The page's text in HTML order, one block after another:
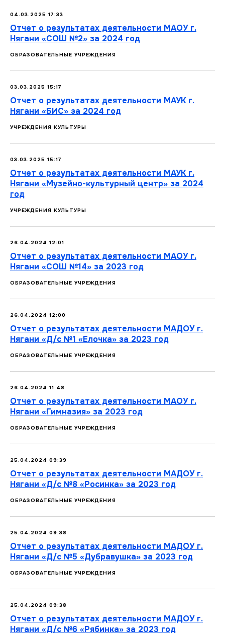
04.03.2025 17:33
Отчет о результатах деятельности МАОУ г.
Нягани «СОШ №2» за 2024 год
ОБРАЗОВАТЕЛЬНЫЕ УЧРЕЖДЕНИЯ
03.03.2025 15:17
Отчет о результатах деятельности МАУК г.
Нягани «БИС» за 2024 год
УЧРЕЖДЕНИЯ КУЛЬТУРЫ
03.03.2025 15:17
Отчет о результатах деятельности МАУК г.
Нягани «Музейно-культурный центр» за 2024
год
УЧРЕЖДЕНИЯ КУЛЬТУРЫ
26.04.2024 12:01
Отчет о результатах деятельности МАОУ г.
Нягани «CОШ №14» за 2023 год
ОБРАЗОВАТЕЛЬНЫЕ УЧРЕЖДЕНИЯ
26.04.2024 12:00
Отчет о результатах деятельности МАДОУ г.
Нягани «Д/с №1 «Елочка» за 2023 год
ОБРАЗОВАТЕЛЬНЫЕ УЧРЕЖДЕНИЯ
26.04.2024 11:48
Отчет о результатах деятельности МАОУ г.
Нягани «Гимназия» за 2023 год
ОБРАЗОВАТЕЛЬНЫЕ УЧРЕЖДЕНИЯ
25.04.2024 09:39
Отчет о результатах деятельности МАДОУ г.
Нягани «Д/с №8 «Росинка» за 2023 год
ОБРАЗОВАТЕЛЬНЫЕ УЧРЕЖДЕНИЯ
25.04.2024 09:38
Отчет о результатах деятельности МАДОУ г.
Нягани «Д/с №5 «Дубравушка» за 2023 год
ОБРАЗОВАТЕЛЬНЫЕ УЧРЕЖДЕНИЯ
25.04.2024 09:38
Отчет о результатах деятельности МАДОУ г.
Нягани «Д/с №6 «Рябинка» за 2023 год